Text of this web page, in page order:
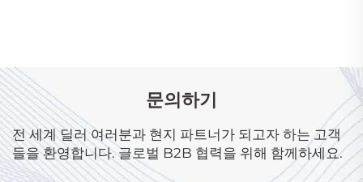
문의하기
전 세계 딜러 여러분과 현지 파트너가 되고자 하는 고객
들을 환영합니다. 글로벌 B2B 협력을 위해 함께하세요.